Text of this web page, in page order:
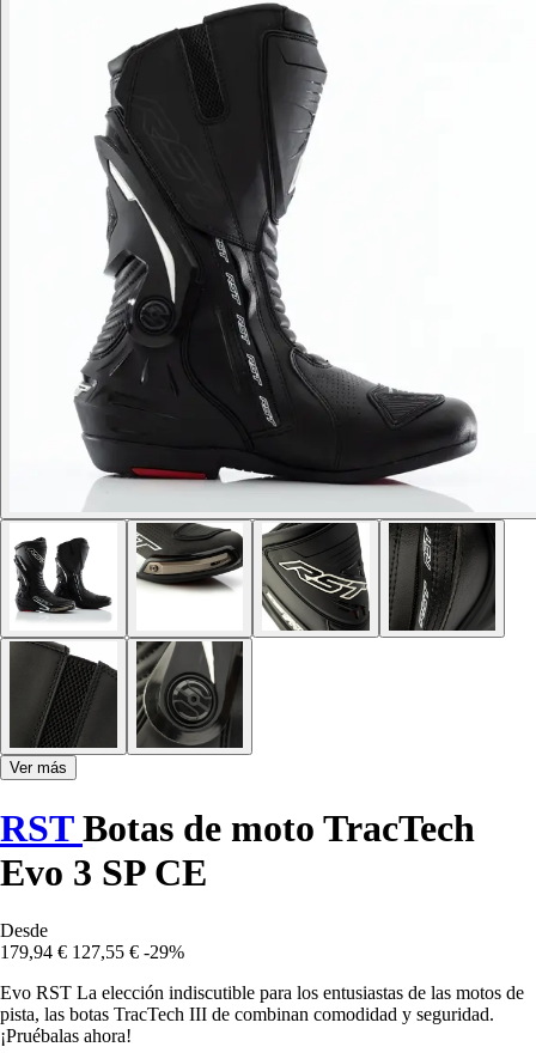
Ver más
RSTBotas de moto TracTech
Evo 3 SP CE
Desde
179,94 € 127,55 € -29%
Evo RST La elección indiscutible para los entusiastas de las motos de
pista, las botas TracTech III de combinan comodidad y seguridad.
¡Pruébalas ahora!